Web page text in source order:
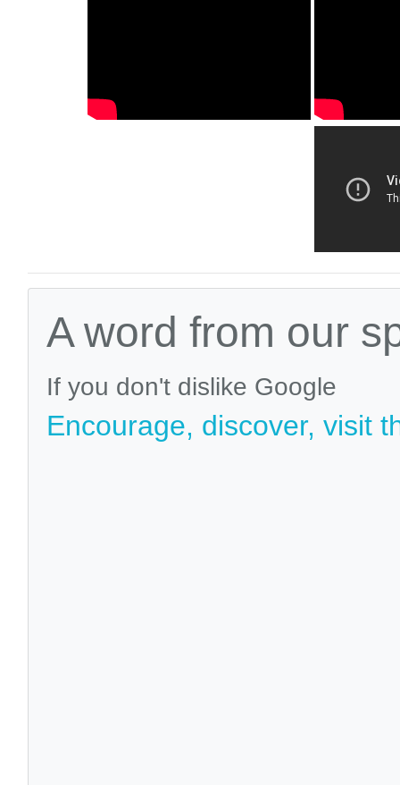
A word from our
If you don't dislike Google
Encourage, discover, visit